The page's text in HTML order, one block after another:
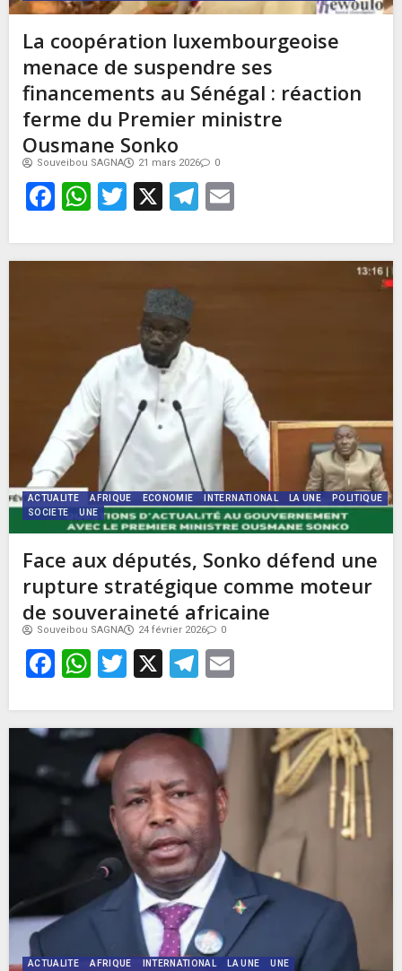
La coopération luxembourgeoise
menace de suspendre ses
financements au Sénégal : réaction
ferme du Premier ministre
Ousmane Sonko
Souveibou SAGNA 21 mars 2026 0
Facebook
WhatsApp
Twitter
X Telegram
ACTUALITE AFRIQUE ECONOMIE INTERNATIONAL LA UNE
POLITIQUE
SOCIETE
UNE
Face aux députés, Sonko défend une
rupture stratégique comme moteur
de souveraineté africaine
Souveibou SAGNA 24 février 2026 0
Facebook
WhatsApp
Twitter
X Telegram
ACTUALITE AFRIQUE INTERNATIONAL LA UNE UNE